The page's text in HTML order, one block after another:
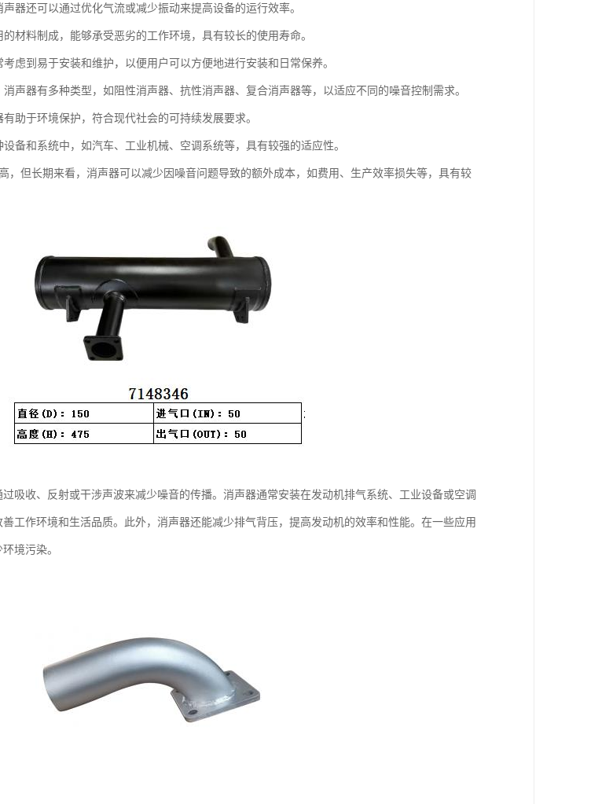
器还可以通过优化气流或减少振动来提高设备的运行效率。
材料制成，能够承受恶劣的工作环境，具有较长的使用寿命。
虑到易于安装和维护，以便用户可以方便地进行安装和日常保养。
声器有多种类型，如阻性消声器、抗性消声器、复合消声器等，以适应不同的噪音控制需求。
助于环境保护，符合现代社会的可持续发展要求。
备和系统中，如汽车、工业机械、空调系统等，具有较强的适应性。
，但长期来看，消声器可以减少因噪音问题导致的额外成本，如费用、生产效率损失等，具有较
吸收、反射或干涉声波来减少噪音的传播。消声器通常安装在发动机排气系统、工业设备或空调
工作环境和生活品质。此外，消声器还能减少排气背压，提高发动机的效率和性能。在一些应用
境污染。